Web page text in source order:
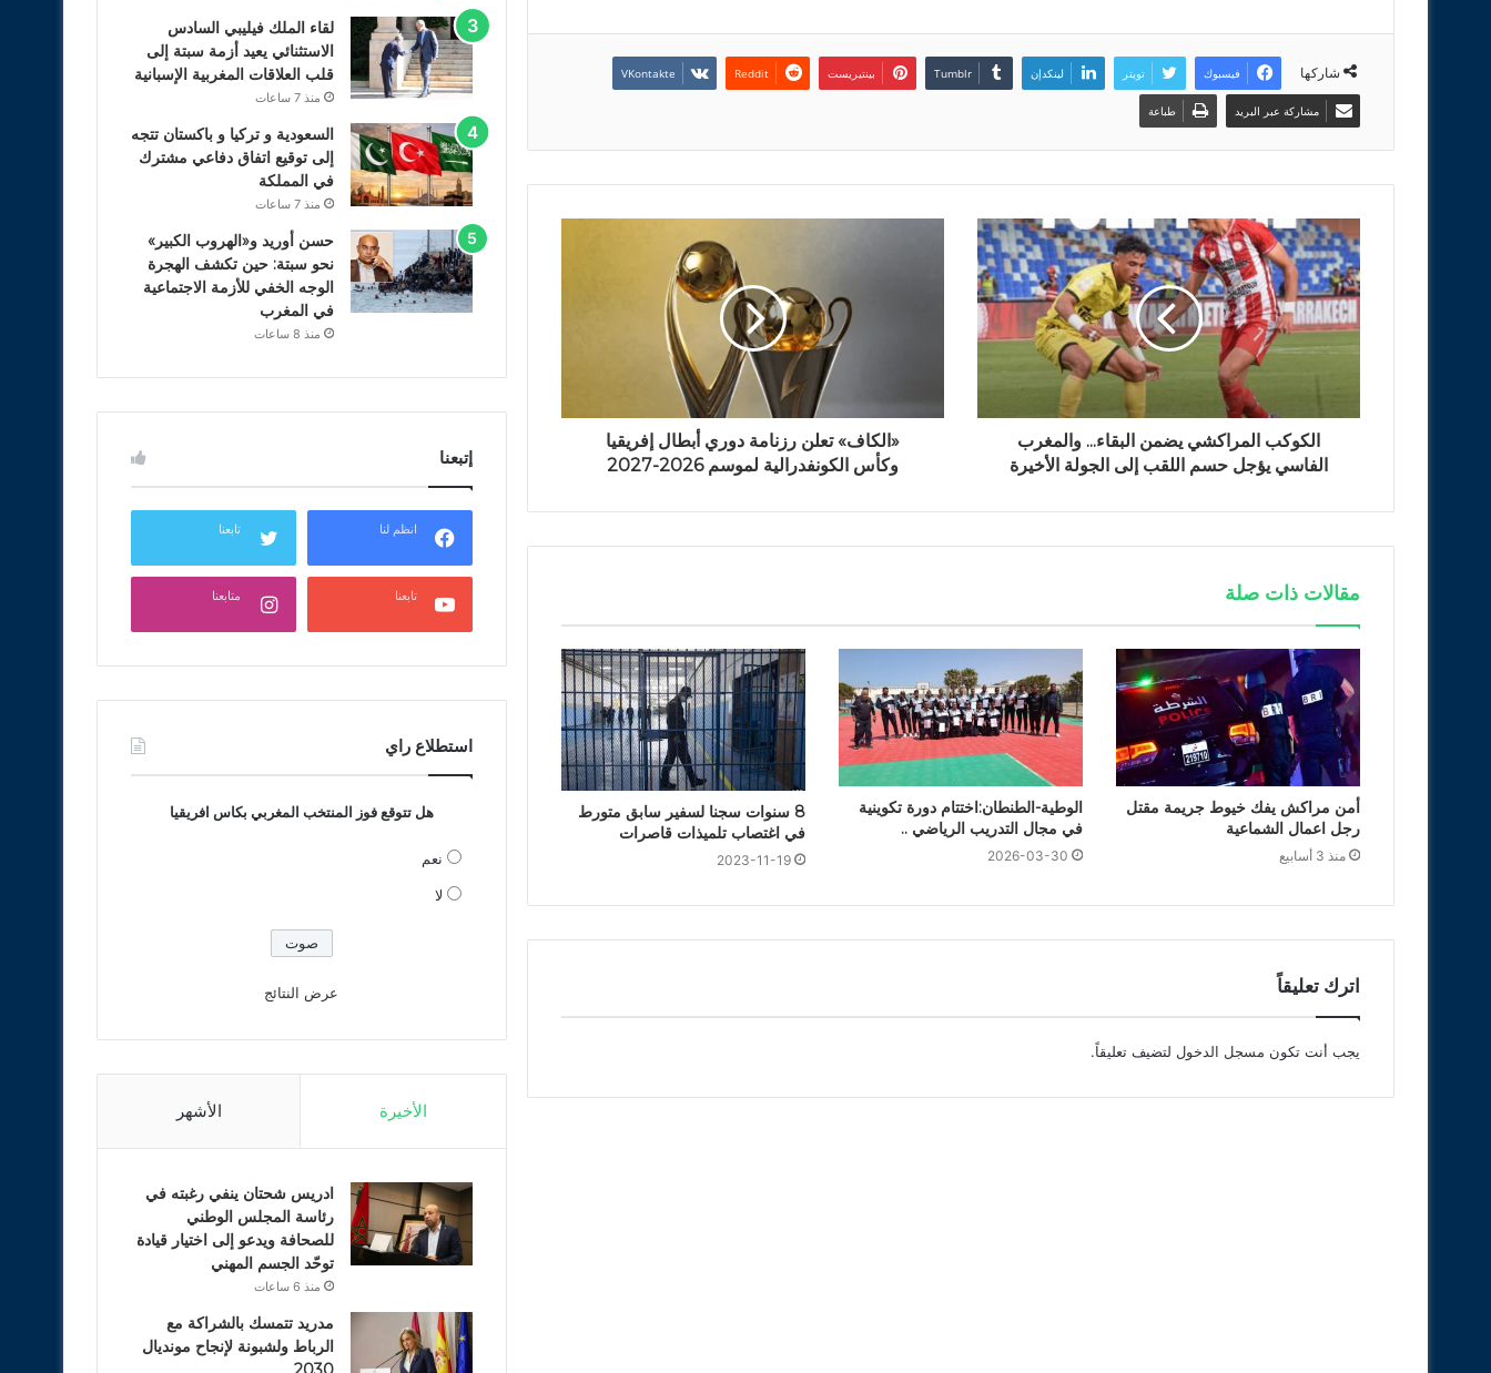
شاركها فيسبوك تويتر لينكدإن بينتيريست
مشاركة عبر البريد طباعة
الكوكب المراكشي يضمن البقاء... والمغرب
الفاسي يؤجل حسم اللقب إلى الجولة الأخيرة
«الكاف» تعلن رزنامة دوري أبطال إفريقيا
وكأس الكونفدرالية لموسم 2026-2027
مقالات ذات صلة
أمن مراكش يفك خيوط جريمة مقتل
رجل اعمال الشماعية
منذ 3 أسابيع
الوطية-الطنطان:اختتام دورة تكوينية
في مجال التدريب الرياضي ..
2026-03-30
8 سنوات سجنا لسفير سابق متورط
في اغتصاب تلميذات قاصرات
2023-11-19
اترك تعليقاً
يجب أنت تكون مسجل الدخول لتضيف تعليقاً.
لقاء الملك فيليبي السادس
الاستثنائي يعيد أزمة سبتة إلى
قلب العلاقات المغربية الإسبانية
منذ 7 ساعات
السعودية و تركيا و باكستان تتجه
إلى توقيع اتفاق دفاعي مشترك
في المملكة
منذ 7 ساعات
حسن أوريد و«الهروب الكبير»
نحو سبتة: حين تكشف الهجرة
الوجه الخفي للأزمة الاجتماعية
في المغرب
منذ 8 ساعات
إتبعنا
انظم لنا تابعنا
تابعنا متابعنا
استطلاع راي
هل تتوقع فوز المنتخب المغربي بكاس افريقيا
نعم
لا
عرض النتائج
الأخيرة الأشهر
ادريس شحتان ينفي رغبته في
رئاسة المجلس الوطني
للصحافة ويدعو إلى اختيار قيادة
توحّد الجسم المهني
منذ 6 ساعات
مدريد تتمسك بالشراكة مع
الرباط ولشبونة لإنجاح مونديال